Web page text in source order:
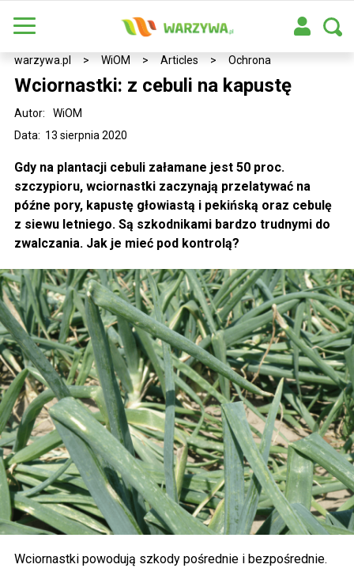
warzywa.pl > WiOM > Articles > Ochrona
Wciornastki: z cebuli na kapustę
Data: 13 sierpnia 2020
Autor: WiOM
Gdy na plantacji cebuli załamane jest 50 proc.
szczypioru, wciornastki zaczynają przelatywać na
późne pory, kapustę głowiastą i pekińską oraz cebulę
z siewu letniego. Są szkodnikami bardzo trudnymi do
zwalczania. Jak je mieć pod kontrolą?
Wciornastki powodują szkody pośrednie i bezpośrednie.